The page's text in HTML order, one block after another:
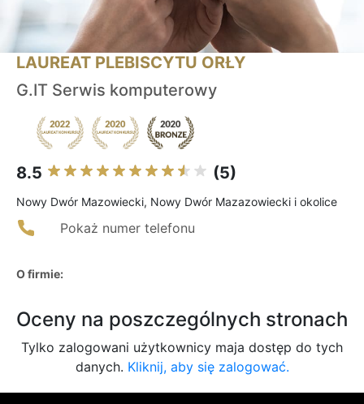
LAUREAT PLEBISCYTU ORŁY
G.IT Serwis komputerowy
8.5 (5)
Nowy Dwór Mazowiecki, Nowy Dwór Mazazowiecki i okolice
Pokaż numer telefonu
O firmie:
Oceny na poszczególnych stronach
Tylko zalogowani użytkownicy maja dostęp do tych
danych. Kliknij, aby się zalogować.